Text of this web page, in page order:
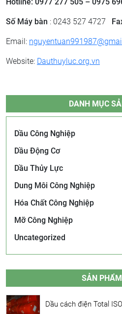
Số Máy bàn : 0243 527 4727
Email:
Website: Dauthuyluc.org.vn
DANH MỤC
Dầu Công Nghiệp
Dầu Động Cơ
Dầu Thủy Lực
Dung Môi Công Nghiệp
Hóa Chất Công Nghiệp
Mỡ Công Nghiệp
Uncategorized
SẢN
Dầu cách điện Total